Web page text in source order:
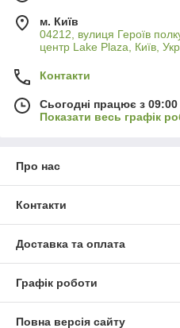
м. Київ
04212, вулиця Героїв
центр Lake Plaza, Київ,
Контакти
Сьогодні працює з
Показати весь графік
Про нас
Контакти
Доставка та оплата
Графік роботи
Повна версія сайту